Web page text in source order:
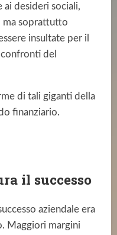
ai desideri sociali,
ma soprattutto
insultate per il
del
di tali giganti della
finanziario.
il successo
aziendale era
Maggiori margini